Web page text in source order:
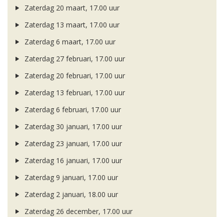
Zaterdag 20 maart, 17.00 uur
Zaterdag 13 maart, 17.00 uur
Zaterdag 6 maart, 17.00 uur
Zaterdag 27 februari, 17.00 uur
Zaterdag 20 februari, 17.00 uur
Zaterdag 13 februari, 17.00 uur
Zaterdag 6 februari, 17.00 uur
Zaterdag 30 januari, 17.00 uur
Zaterdag 23 januari, 17.00 uur
Zaterdag 16 januari, 17.00 uur
Zaterdag 9 januari, 17.00 uur
Zaterdag 2 januari, 18.00 uur
Zaterdag 26 december, 17.00 uur